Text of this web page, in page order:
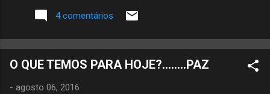
4 comentários
O QUE TEMOS PARA HOJE?........PAZ
- agosto 06, 2016